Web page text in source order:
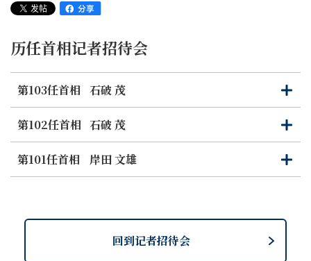
历任首相记者招待会
第103任首相 石破 茂
打
开
关
闭
第102任首相 石破 茂
打
开
关
闭
第101任首相
岸田 文雄
打
开
关
闭
回到记者招待会